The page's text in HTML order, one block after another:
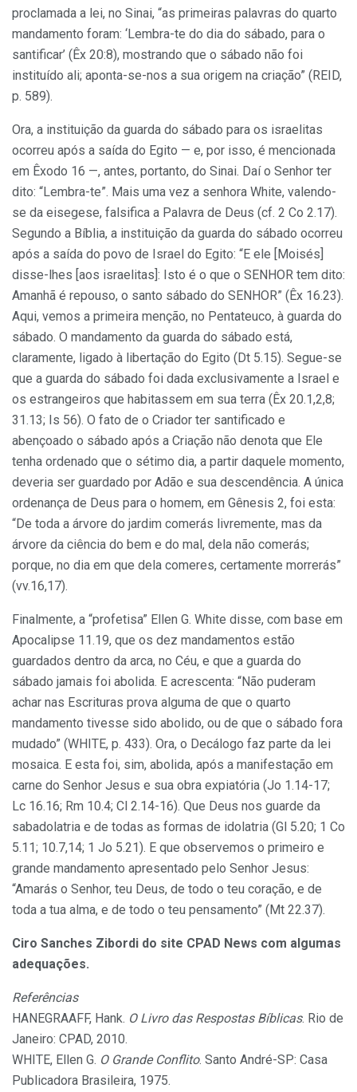
proclamada a lei, no Sinai, “as primeiras palavras do quarto
mandamento foram: ‘Lembra-te do dia do sábado, para o
santificar’ (Êx 20:8), mostrando que o sábado não foi
instituído ali; aponta-se-nos a sua origem na criação” (REID,
p. 589).
Ora, a instituição da guarda do sábado para os israelitas
ocorreu após a saída do Egito — e, por isso, é mencionada
em Êxodo 16 —, antes, portanto, do Sinai. Daí o Senhor ter
dito: “Lembra-te”. Mais uma vez a senhora White, valendo-
se da eisegese, falsifica a Palavra de Deus (cf. 2 Co 2.17).
Segundo a Bíblia, a instituição da guarda do sábado ocorreu
após a saída do povo de Israel do Egito: “E ele [Moisés]
disse-lhes [aos israelitas]: Isto é o que o SENHOR tem dito:
Amanhã é repouso, o santo sábado do SENHOR” (Êx 16.23).
Aqui, vemos a primeira menção, no Pentateuco, à guarda do
sábado. O mandamento da guarda do sábado está,
claramente, ligado à libertação do Egito (Dt 5.15). Segue-se
que a guarda do sábado foi dada exclusivamente a Israel e
os estrangeiros que habitassem em sua terra (Êx 20.1,2,8;
31.13; Is 56). O fato de o Criador ter santificado e
abençoado o sábado após a Criação não denota que Ele
tenha ordenado que o sétimo dia, a partir daquele momento,
deveria ser guardado por Adão e sua descendência. A única
ordenança de Deus para o homem, em Gênesis 2, foi esta:
“De toda a árvore do jardim comerás livremente, mas da
árvore da ciência do bem e do mal, dela não comerás;
porque, no dia em que dela comeres, certamente morrerás”
(vv.16,17).
Finalmente, a “profetisa” Ellen G. White disse, com base em
Apocalipse 11.19, que os dez mandamentos estão
guardados dentro da arca, no Céu, e que a guarda do
sábado jamais foi abolida. E acrescenta: “Não puderam
achar nas Escrituras prova alguma de que o quarto
mandamento tivesse sido abolido, ou de que o sábado fora
mudado” (WHITE, p. 433). Ora, o Decálogo faz parte da lei
mosaica. E esta foi, sim, abolida, após a manifestação em
carne do Senhor Jesus e sua obra expiatória (Jo 1.14-17;
Lc 16.16; Rm 10.4; Cl 2.14-16). Que Deus nos guarde da
sabadolatria e de todas as formas de idolatria (Gl 5.20; 1 Co
5.11; 10.7,14; 1 Jo 5.21). E que observemos o primeiro e
grande mandamento apresentado pelo Senhor Jesus:
“Amarás o Senhor, teu Deus, de todo o teu coração, e de
toda a tua alma, e de todo o teu pensamento” (Mt 22.37).
Ciro Sanches Zibordi do site CPAD News com algumas
adequações.
Referências
HANEGRAAFF, Hank. O Livro das Respostas Bíblicas. Rio de
Janeiro: CPAD, 2010.
WHITE, Ellen G. O Grande Conflito. Santo André-SP: Casa
Publicadora Brasileira, 1975.